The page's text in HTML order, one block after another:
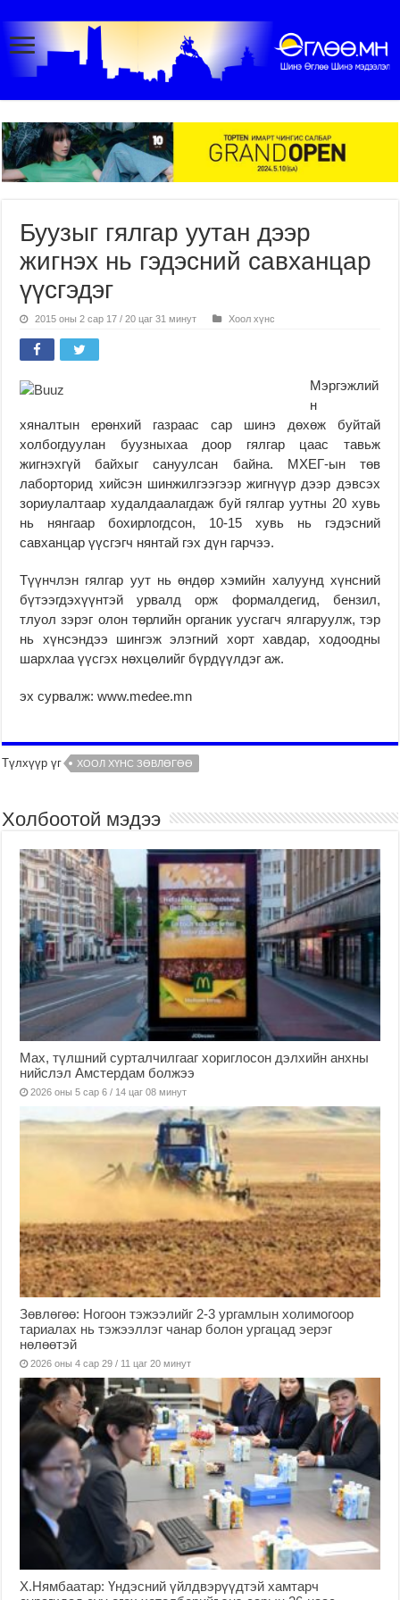
Буузыг гялгар уутан дээр
жигнэх нь гэдэсний савханцар
үүсгэдэг
2015 оны 2 сар 17 / 20 цаг 31 минут Хоол хүнс
Мэргэжлий
н
хяналтын ерөнхий газраас сар шинэ дөхөж буйтай
холбогдуулан буузныхаа доор гялгар цаас тавьж
жигнэхгүй байхыг сануулсан байна. МХЕГ-ын төв
лаборторид хийсэн шинжилгээгээр жигнүүр дээр дэвсэх
зориулалтаар худалдаалагдаж буй гялгар уутны 20 хувь
нь нянгаар бохирлогдсон, 10-15 хувь нь гэдэсний
савханцар үүсгэгч нянтай гэх дүн гарчээ.
Түүнчлэн гялгар уут нь өндөр хэмийн халуунд хүнсний
бүтээгдэхүүнтэй урвалд орж формалдегид, бензил,
тлуол зэрэг олон төрлийн органик уусгагч ялгаруулж, тэр
нь хүнсэндээ шингэж элэгний хорт хавдар, ходоодны
шархлаа үүсгэх нөхцөлийг бүрдүүлдэг аж.
эх сурвалж: www.medee.mn
Түлхүүр үг ХООЛ ХҮНС ЗӨВЛӨГӨӨ
Холбоотой мэдээ
Мах, түлшний сурталчилгааг хориглосон дэлхийн анхны
нийслэл Амстердам болжээ
2026 оны 5 сар 6 / 14 цаг 08 минут
Зөвлөгөө: Ногоон тэжээлийг 2-3 ургамлын холимогоор
тариалах нь тэжээллэг чанар болон ургацад эерэг
нөлөөтэй
2026 оны 4 сар 29 / 11 цаг 20 минут
Х.Нямбаатар: Үндэсний үйлдвэрүүдтэй хамтарч